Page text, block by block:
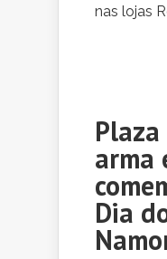
nas lojas
arma
Dia